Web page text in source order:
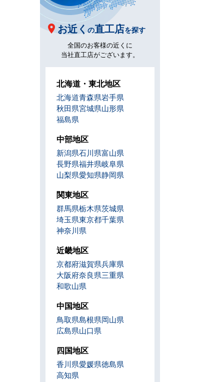
お近く の直工店を探す
全国のお客様の近くに
当社直工店がございます。
北海道・東北地区
北海道青森県岩手県
秋田県宮城県山形県
福島県
中部地区
新潟県石川県富山県
長野県福井県岐阜県
山梨県愛知県静岡県
関東地区
群馬県栃木県茨城県
埼玉県東京都千葉県
神奈川県
近畿地区
京都府滋賀県兵庫県
大阪府奈良県三重県
和歌山県
中国地区
鳥取県島根県岡山県
広島県山口県
四国地区
香川県愛媛県徳島県
高知県